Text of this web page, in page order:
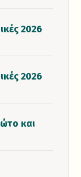
2026
2026
και